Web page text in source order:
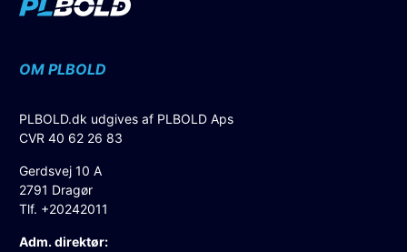
OM PLBOLD
PLBOLD.dk udgives af PLBOLD Aps
CVR 40 62 26 83
Gerdsvej 10 A
2791 Dragør
Tlf. +20242011
Adm. direktør: